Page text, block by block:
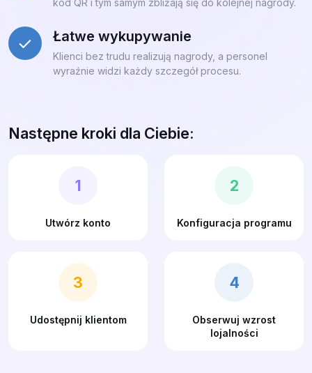
Łatwe wykupywanie
Klienci bez trudu realizują nagrody, a personel
wyraźnie widzi każdy szczegół procesu.
Następne kroki dla Ciebie:
1
Utwórz konto
2
Konfiguracja programu
3
Udostępnij klientom
4
Obserwuj wzrost
lojalności